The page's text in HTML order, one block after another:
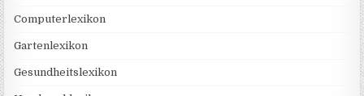
Computerlexikon
Gartenlexikon
Gesundheitslexikon